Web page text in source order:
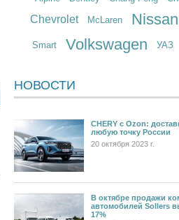
Chevrolet McLaren Nissan
Smart Volkswagen УАЗ
НОВОСТИ
CHERY c Ozon:
любую точку России
20 октября 2023 г.
В октябре продажи
автомобилей Sollers
17%